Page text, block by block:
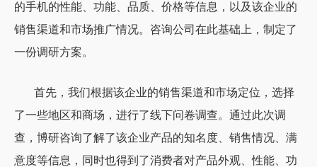
的手机的性能、功能、品质、价格等信息，以及该企业的
销售渠道和市场推广情况。咨询公司在此基础上，制定了
一份调研方案。
首先，我们根据该企业的销售渠道和市场定位，选择
了一些地区和商场，进行了线下问卷调查。通过此次调
查，博研咨询了解了该企业产品的知名度、销售情况、满
意度等信息，同时也得到了消费者对产品外观、性能、功